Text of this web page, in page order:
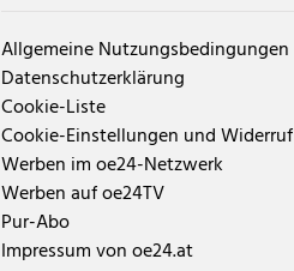
Allgemeine Nutzungsbedingungen
Datenschutzerklärung
Cookie-Liste
Cookie-Einstellungen und Widerruf
Werben im oe24-Netzwerk
Werben auf oe24TV
Pur-Abo
Impressum von oe24.at